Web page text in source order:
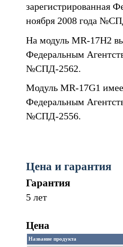
зарегистрированная
ноября 2008 года
На модуль MR-17H2
Федеральным
№СПД-2562.
Модуль MR-17G1
Федеральным
№СПД-2556.
Цена и гарантия
Гарантия
5 лет
Цена
Название продукта